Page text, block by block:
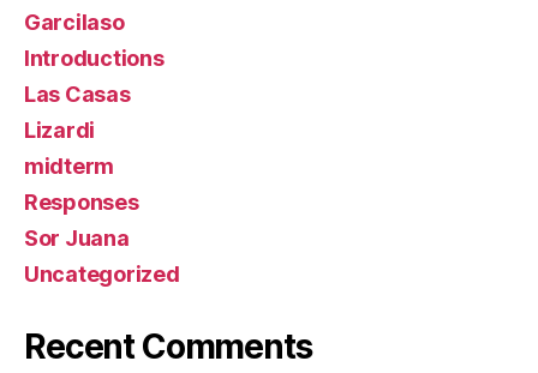
Garcilaso
Introductions
Las Casas
Lizardi
midterm
Responses
Sor Juana
Uncategorized
Recent Comments